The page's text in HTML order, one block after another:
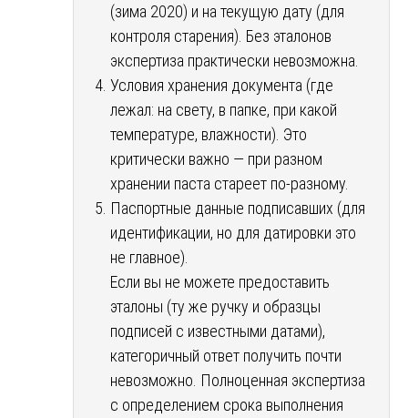
(зима 2020) и на текущую дату (для
контроля старения). Без эталонов
экспертиза практически невозможна.
Условия хранения документа (где
лежал: на свету, в папке, при какой
температуре, влажности). Это
критически важно — при разном
хранении паста стареет по-разному.
Паспортные данные подписавших (для
идентификации, но для датировки это
не главное).
Если вы не можете предоставить
эталоны (ту же ручку и образцы
подписей с известными датами),
категоричный ответ получить почти
невозможно. Полноценная экспертиза
с определением срока выполнения